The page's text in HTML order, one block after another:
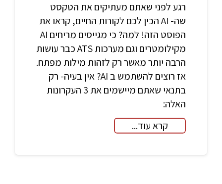
רגע לפני שאתם מעתיקים את הטקסט
שה- AI הכין לכם לקורות החיים, קראו את
הפוסט הזה! למה? כי מגייסים מריחים AI
מקילומטרים וגם מערכות ATS כבר עושות
הרבה יותר מאשר רק לזהות מילות מפתח.
אז רוצים להשתמש ב AI? אין בעיה- רק
בתנאי שאתם מיישמים את 3 העקרונות
האלה:
קרא עוד...